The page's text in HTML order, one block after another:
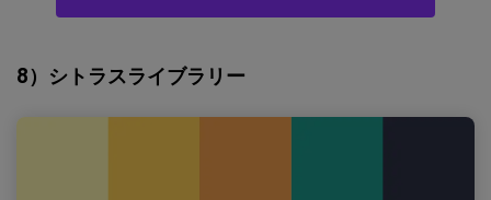
8）シトラスライブラリー